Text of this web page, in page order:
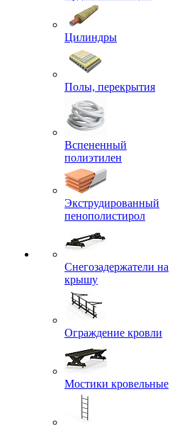
Цилиндры
Полы, перекрытия
Вспененный
полиэтилен
Экструдированный
пенополистирол
Снегозадержатели на
крышу
Ограждение кровли
Мостики кровельные